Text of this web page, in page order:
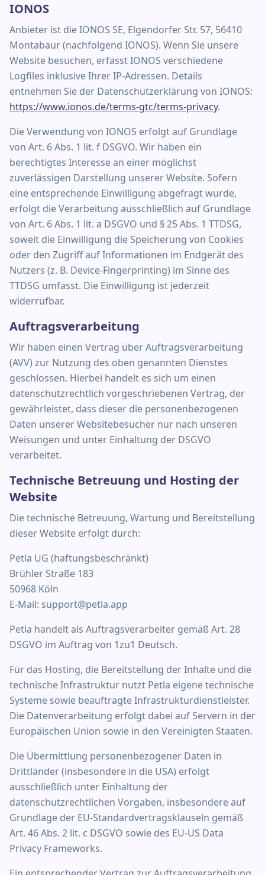
IONOS
Anbieter ist die IONOS SE, Elgendorfer Str. 57, 56410
Montabaur (nachfolgend IONOS). Wenn Sie unsere
Website besuchen, erfasst IONOS verschiedene
Logfiles inklusive Ihrer IP-Adressen. Details
entnehmen Sie der Datenschutzerklärung von IONOS:
https://www.ionos.de/terms-gtc/terms-privacy.
Die Verwendung von IONOS erfolgt auf Grundlage
von Art. 6 Abs. 1 lit. f DSGVO. Wir haben ein
berechtigtes Interesse an einer möglichst
zuverlässigen Darstellung unserer Website. Sofern
eine entsprechende Einwilligung abgefragt wurde,
erfolgt die Verarbeitung ausschließlich auf Grundlage
von Art. 6 Abs. 1 lit. a DSGVO und § 25 Abs. 1 TTDSG,
soweit die Einwilligung die Speicherung von Cookies
oder den Zugriff auf Informationen im Endgerät des
Nutzers (z. B. Device-Fingerprinting) im Sinne des
TTDSG umfasst. Die Einwilligung ist jederzeit
widerrufbar.
Auftragsverarbeitung
Wir haben einen Vertrag über Auftragsverarbeitung
(AVV) zur Nutzung des oben genannten Dienstes
geschlossen. Hierbei handelt es sich um einen
datenschutzrechtlich vorgeschriebenen Vertrag, der
gewährleistet, dass dieser die personenbezogenen
Daten unserer Websitebesucher nur nach unseren
Weisungen und unter Einhaltung der DSGVO
verarbeitet.
Technische Betreuung und Hosting der
Website
Die technische Betreuung, Wartung und Bereitstellung
dieser Website erfolgt durch:
Petla UG (haftungsbeschränkt)
Brühler Straße 183
50968 Köln
E-Mail: support@petla.app
Petla handelt als Auftragsverarbeiter gemäß Art. 28
DSGVO im Auftrag von 1zu1 Deutsch.
Für das Hosting, die Bereitstellung der Inhalte und die
technische Infrastruktur nutzt Petla eigene technische
Systeme sowie beauftragte Infrastrukturdienstleister.
Die Datenverarbeitung erfolgt dabei auf Servern in der
Europäischen Union sowie in den Vereinigten Staaten.
Die Übermittlung personenbezogener Daten in
Drittländer (insbesondere in die USA) erfolgt
ausschließlich unter Einhaltung der
datenschutzrechtlichen Vorgaben, insbesondere auf
Grundlage der EU-Standardvertragsklauseln gemäß
Art. 46 Abs. 2 lit. c DSGVO sowie des EU-US Data
Privacy Frameworks.